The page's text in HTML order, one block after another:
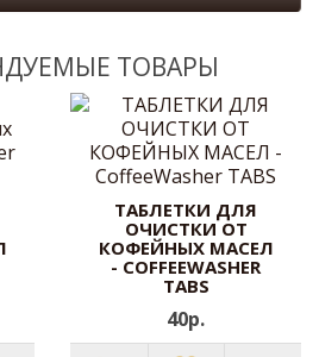
ТОВАРЫ
ТАБЛЕТКИ ДЛЯ
ОЧИСТКИ ОТ
КОФЕЙНЫХ МАСЕЛ
- COFFEEWASHER
TABS
40р.